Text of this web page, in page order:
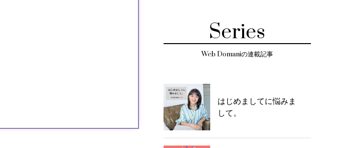
Series
Web Domaniの連載記事
はじめましてに悩みま
して。